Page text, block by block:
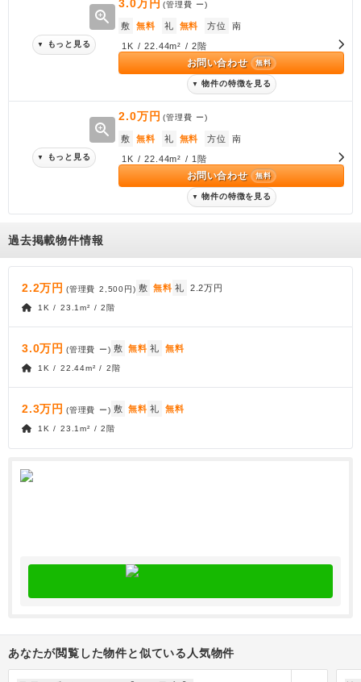
zoom_in
▼ もっと見る
3.0万円 (管理費 ー)
敷 無料 礼 無料 方位 南
1K / 22.44m² / 2階
お問い合わせ 無料
▼ 物件の特徴を見る
zoom_in
▼ もっと見る
2.0万円 (管理費 ー)
敷 無料 礼 無料 方位 南
1K / 22.44m² / 1階
お問い合わせ 無料
▼ 物件の特徴を見る
過去掲載物件情報
2.2万円 (管理費 2,500円) 敷 無料 礼 2.2万円
1K / 23.1m² / 2階
3.0万円 (管理費 ー) 敷 無料 礼 無料
1K / 22.44m² / 2階
2.3万円 (管理費 ー) 敷 無料 礼 無料
1K / 23.1m² / 2階
あなたが閲覧した物件と似ている人気物件